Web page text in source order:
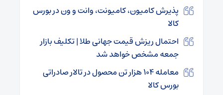
پذیرش کامیون، کامیونت، وانت و ون در بورس
کالا
احتمال ریزش قیمت جهانی طلا | تکلیف بازار
جمعه مشخص خواهد شد
معامله ۱۰۴ هزار تن محصول در تالار صادراتی
بورس کالا